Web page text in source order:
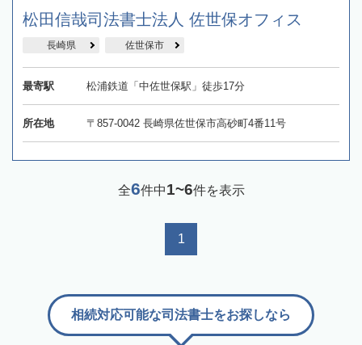
松田信哉司法書士法人 佐世保オフィス
長崎県 佐世保市
最寄駅 松浦鉄道「中佐世保駅」徒歩17分
所在地 〒857-0042 長崎県佐世保市高砂町4番11号
全6件中1~6件を表示
1
相続対応可能な司法書士をお探しなら